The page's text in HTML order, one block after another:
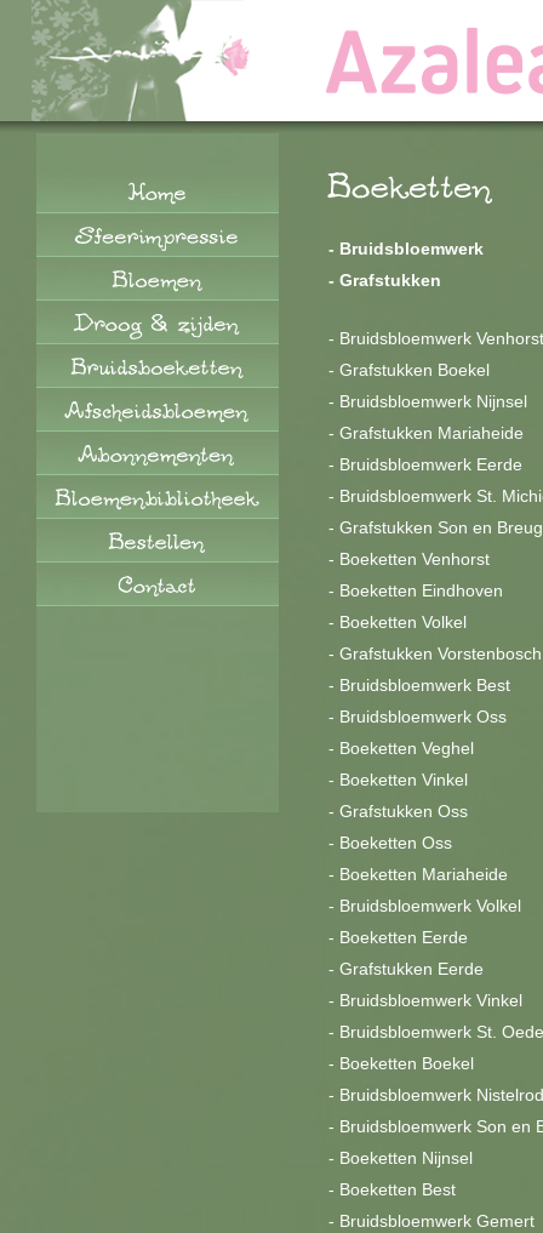
- Bruidsbloemwerk
- Grafstukken
- Bruidsbloemwerk Venhorst
- Grafstukken Boekel
- Bruidsbloemwerk Nijnsel
- Grafstukken Mariaheide
- Bruidsbloemwerk Eerde
- Bruidsbloemwerk St.
- Grafstukken Son en
- Boeketten Venhorst
- Boeketten Eindhoven
- Boeketten Volkel
- Grafstukken Vorstenbosch
- Bruidsbloemwerk Best
- Bruidsbloemwerk Oss
- Boeketten Veghel
- Boeketten Vinkel
- Grafstukken Oss
- Boeketten Oss
- Boeketten Mariaheide
- Bruidsbloemwerk Volkel
- Boeketten Eerde
- Grafstukken Eerde
- Bruidsbloemwerk Vinkel
- Bruidsbloemwerk St.
- Boeketten Boekel
- Bruidsbloemwerk
- Bruidsbloemwerk Son en
- Boeketten Nijnsel
- Boeketten Best
- Bruidsbloemwerk Gemert